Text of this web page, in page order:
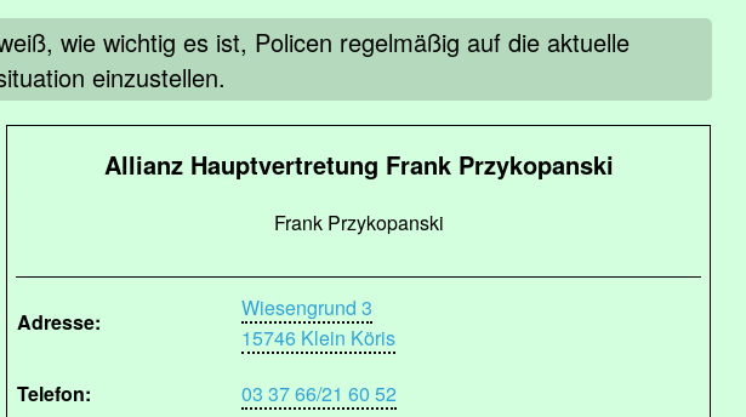
wie wichtig es ist, Policen regelmäßig auf die aktuelle
einzustellen.
Allianz Hauptvertretung Frank Przykopanski
Frank Przykopanski
Adresse:
Wiesengrund 3
15746 Klein Köris
Telefon:
03 37 66/21 60 52